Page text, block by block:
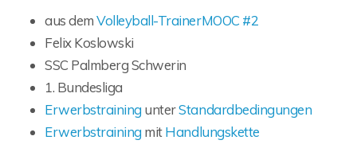
aus demVolleyball-TrainerMOOC #2
Felix Koslowski
SSC Palmberg Schwerin
1. Bundesliga
Erwerbstraining unterStandardbedingungen
Erwerbstraining mitHandlungskette